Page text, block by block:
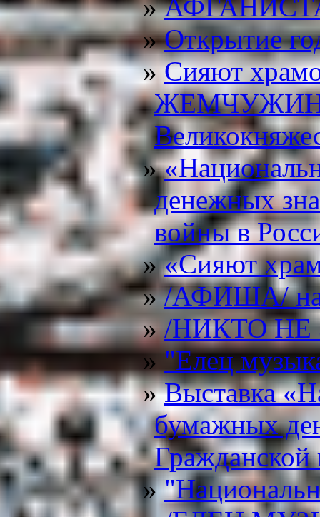
Открытие
Сияют
ЖЕМЧУЖИНА
денежных
войны в
«Сияют
/АФИША/ на
/НИКТО НЕ
"Елец
Выставка
бумажных